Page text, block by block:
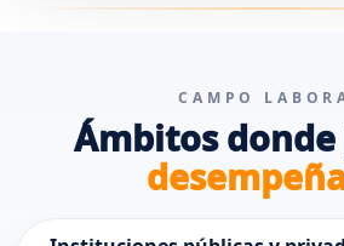
CAMPO
Ámbitos donde